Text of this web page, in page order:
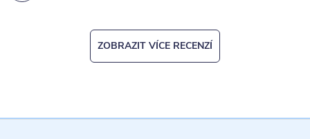
ZOBRAZIT VÍCE RECENZÍ